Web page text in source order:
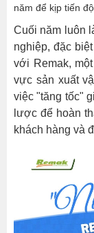
năm để kịp tiến
và
quản
kho
Để
đảm
bảo
Cuối năm luôn
nghiệp, đặc
với Remak,
vực sản xuất
việc "tăng tốc"
lược để hoàn
khách hàng và